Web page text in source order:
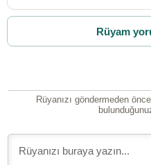
Rüyam
Rüyanızı göndermeden